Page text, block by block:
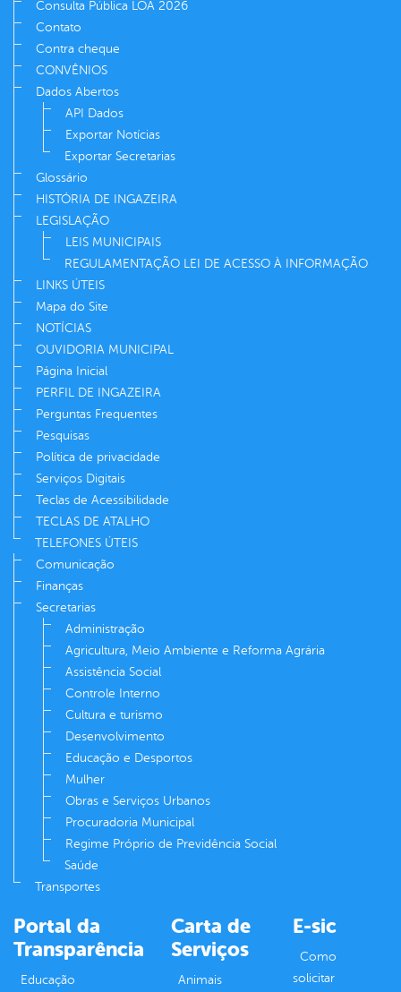
Consulta Pública LOA 2026
Contato
Contra cheque
CONVÊNIOS
Dados Abertos
API Dados
Exportar Notícias
Exportar Secretarias
Glossário
HISTÓRIA DE INGAZEIRA
LEGISLAÇÃO
LEIS MUNICIPAIS
REGULAMENTAÇÃO LEI DE ACESSO À INFORMAÇÃO
LINKS ÚTEIS
Mapa do Site
NOTÍCIAS
OUVIDORIA MUNICIPAL
Página Inicial
PERFIL DE INGAZEIRA
Perguntas Frequentes
Pesquisas
Política de privacidade
Serviços Digitais
Teclas de Acessibilidade
TECLAS DE ATALHO
TELEFONES ÚTEIS
Comunicação
Finanças
Secretarias
Administração
Agricultura, Meio Ambiente e Reforma Agrária
Assistência Social
Controle Interno
Cultura e turismo
Desenvolvimento
Educação e Desportos
Mulher
Obras e Serviços Urbanos
Procuradoria Municipal
Regime Próprio de Previdência Social
Saúde
Transportes
Portal da
Transparência
Educação
Carta de
Serviços
Animais
E-sic
Como
solicitar